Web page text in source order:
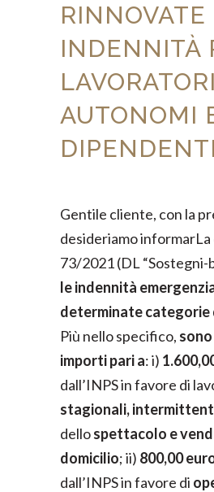
RINNOVATE
INDENNITÀ
LAVORATORI
AUTONOMI
DIPENDENTI
Gentile cliente, con la
desideriamo informarLa
73/2021 (DL “Sostegni-
le indennità
determinate
Più nello specifico,
importi pari a: i)
dall’INPS in favore di
stagionali,
dellospettacolo e
domicilio; ii) 800,00
dall’INPS in favore di